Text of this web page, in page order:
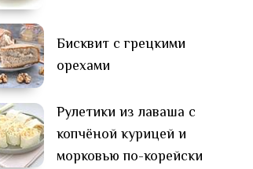
Бисквит с грецкими
орехами
Рулетики из лаваша с
копчёной курицей и
морковью по-корейски